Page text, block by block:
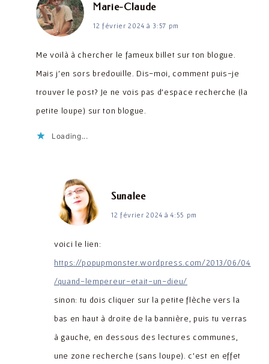
Marie-Claudedit :
12 février 2024 à 3:57 pm
Me voilà à chercher le fameux billet sur ton blogue.
Mais j’en sors bredouille. Dis-moi, comment puis-je
trouver le post? Je ne vois pas d’espace recherche (la
petite loupe) sur ton blogue.
Loading...
Sunaleedit :
12 février 2024 à 4:55 pm
voici le lien:
https://popupmonster.wordpress.com/2013/06/04
/quand-lempereur-etait-un-dieu/
sinon: tu dois cliquer sur la petite flèche vers la
bas en haut à droite de la bannière, puis tu verras
à gauche, en dessous des lectures communes,
une zone recherche (sans loupe). c’est en effet